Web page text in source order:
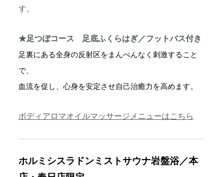
す。
★足つぼコース 足底ふくらはぎ／フットバス付き
足裏にある全身の反射区をまんべんなく刺激すること
で、
血流を促し、心身を安定させ自己治癒力を高めます。
ボディアロマオイルマッサージメニューはこちら
ホルミシスラドンミストサウナ岩盤浴／本